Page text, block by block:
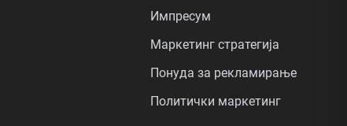
Импресум
Маркетинг стратегија
Понуда за рекламирање
Политички маркетинг